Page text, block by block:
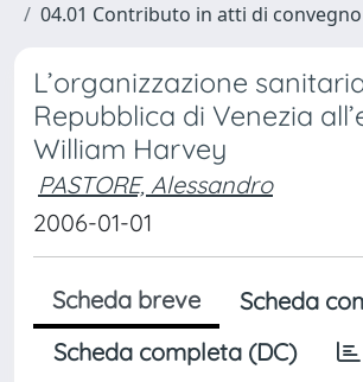
04.01 Contributo in atti di convegno
L’organizzazione
Repubblica di Venezia
William Harvey
PASTORE, Alessandro
2006-01-01
Scheda breve
Scheda
Scheda completa (DC)